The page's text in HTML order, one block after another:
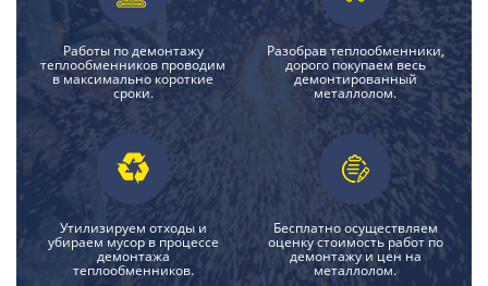
Работы по демонтажу
теплообменников проводим
в максимально короткие
сроки.
Разобрав теплообменники,
дорого покупаем весь
демонтированный
металлолом.
Утилизируем отходы и
убираем мусор в процессе
демонтажа
теплообменников.
Бесплатно осуществляем
оценку стоимость работ по
демонтажу и цен на
металлолом.